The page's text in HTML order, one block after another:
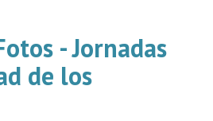
- Jornadas
de los